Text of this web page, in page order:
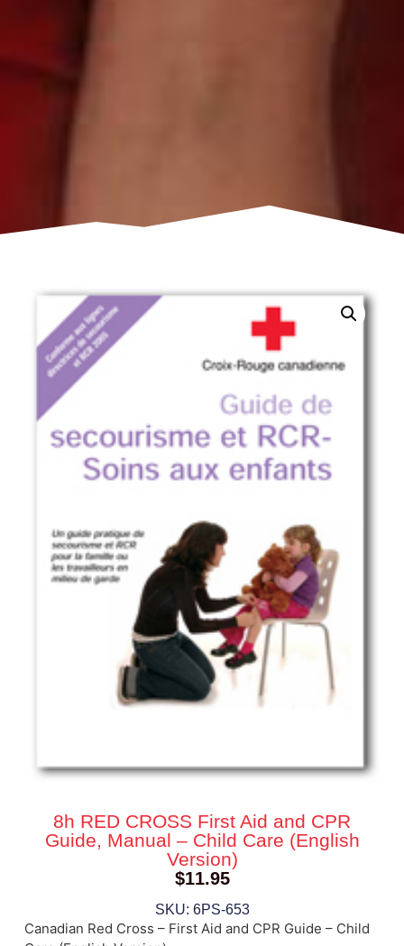
8h RED CROSS First Aid and CPR
Guide, Manual – Child Care (English
Version)
$11.95
SKU: 6PS-653
Canadian Red Cross – First Aid and CPR Guide – Child